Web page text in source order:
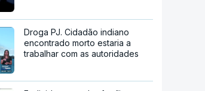
Droga PJ. Cidadão indiano
encontrado morto estaria a
trabalhar com as autoridades